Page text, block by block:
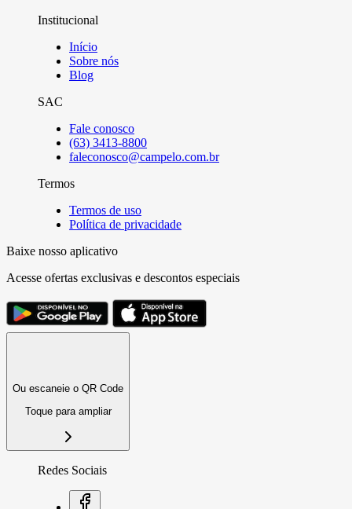
Institucional
Início
Sobre nós
Blog
SAC
Fale conosco
(63) 3413-8800
faleconosco@campelo.com.br
Termos
Termos de uso
Política de privacidade
Baixe nosso aplicativo
Acesse ofertas exclusivas e descontos especiais
Ou escaneie o QR Code
Toque para ampliar
Redes Sociais